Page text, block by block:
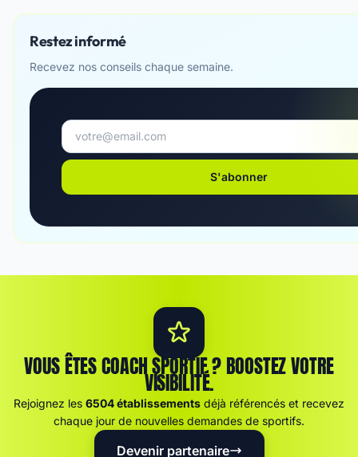
Restez informé
Recevez nos conseils chaque semaine.
S'abonner
VOUS ÊTES COACH SPORTIF ? BOOSTEZ VOTRE
VISIBILITÉ.
Rejoignez les 6504 établissements déjà référencés et recevez
chaque jour de nouvelles demandes de sportifs.
Devenir partenaire